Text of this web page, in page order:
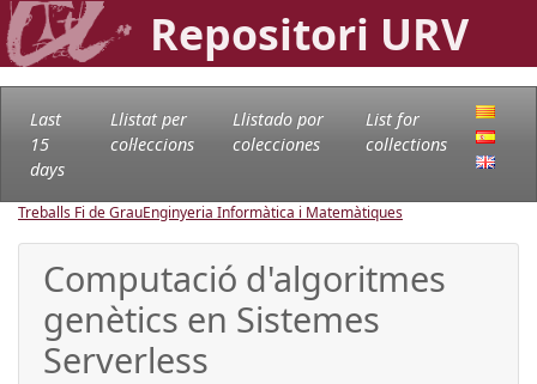
Repositori URV
Last
15
days
Llistat per
col·leccions
Llistado por
colecciones
List for
collections
Treballs Fi de GrauEnginyeria Informàtica i Matemàtiques
Computació d'algoritmes
genètics en Sistemes
Serverless